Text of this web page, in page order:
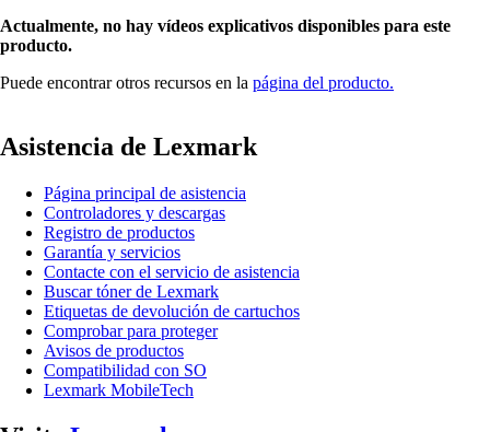
Actualmente, no hay vídeos explicativos disponibles para este
producto.
Puede encontrar otros recursos en la página del producto.
Asistencia de Lexmark
Página principal de asistencia
Controladores y descargas
Registro de productos
Garantía y servicios
Contacte con el servicio de asistencia
Buscar tóner de Lexmark
Etiquetas de devolución de cartuchos
Comprobar para proteger
Avisos de productos
Compatibilidad con SO
Lexmark MobileTech